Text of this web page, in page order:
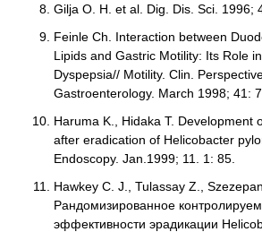
Gilja O. H. et al. Dig. Dis. Sci. 1996;
Feinle Ch. Interaction between
Lipids and Gastric Motility: Its Role
Dyspepsia// Motility. Clin.
Gastroenterology. March 1998; 41:
Haruma K., Hidaka T. Development
after eradication of Helicobacter
Endoscopy. Jan.1999; 11. 1: 85.
Hawkey C. J., Tulassay Z.,
Рандомизированное
эффективности эрадикации